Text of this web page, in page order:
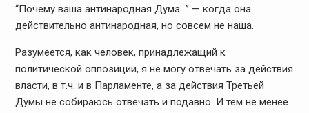
“Почему ваша антинародная Дума…” — когда она
действительно антинародная, но совсем не наша.
Разумеется, как человек, принадлежащий к
политической оппозиции, я не могу отвечать за действия
власти, в т.ч. и в Парламенте, а за действия Третьей
Думы не собираюсь отвечать и подавно. И тем не менее